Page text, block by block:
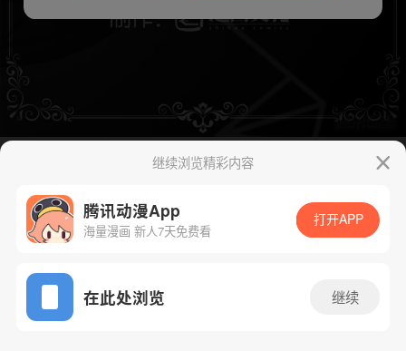
App免费看
继续浏览精彩内容
腾讯动漫App
海量漫画 新人7天免费看
打开APP
在此处浏览 继续